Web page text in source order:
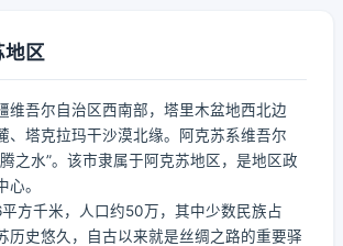
地区
维吾尔自治区西南部，塔里木盆地西北边
、塔克拉玛干沙漠北缘。阿克苏系维吾尔
之水”。该市隶属于阿克苏地区，是地区政
。
方千米，人口约50万，其中少数民族占
历史悠久，自古以来就是丝绸之路的重要驿